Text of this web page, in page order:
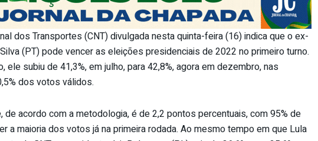
dos Transportes (CNT) divulgada nesta quinta-feira (16) indica que o ex-
(PT) pode vencer as eleições presidenciais de 2022 no primeiro turno.
ele subiu de 41,3%, em julho, para 42,8%, agora em dezembro, nas
dos votos válidos.
de acordo com a metodologia, é de 2,2 pontos percentuais, com 95% de
a maioria dos votos já na primeira rodada. Ao mesmo tempo em que Lula